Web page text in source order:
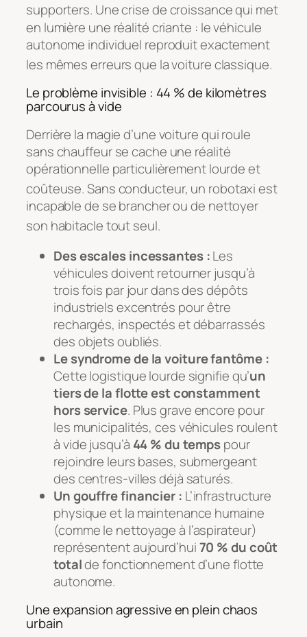
supporters. Une crise de croissance qui met
en lumière une réalité criante : le véhicule
autonome individuel reproduit exactement
les mêmes erreurs que la voiture classique.
Le problème invisible : 44 % de kilomètres
parcourus à vide
Derrière la magie d’une voiture qui roule
sans chauffeur se cache une réalité
opérationnelle particulièrement lourde et
coûteuse. Sans conducteur, un robotaxi est
incapable de se brancher ou de nettoyer
son habitacle tout seul.
Des escales incessantes :Les
véhicules doivent retourner jusqu’à
trois fois par jour dans des dépôts
industriels excentrés pour être
rechargés, inspectés et débarrassés
des objets oubliés.
Le syndrome de la voiture fantôme :
Cette logistique lourde signifie qu’un
tiers de la flotte est constamment
hors service. Plus grave encore pour
les municipalités, ces véhicules roulent
à vide jusqu’à 44 % du tempspour
rejoindre leurs bases, submergeant
des centres-villes déjà saturés.
Un gouffre financier : L’infrastructure
physique et la maintenance humaine
(comme le nettoyage à l’aspirateur)
représentent aujourd’hui70 % du coût
totalde fonctionnement d’une flotte
autonome.
Une expansion agressive en plein chaos
urbain